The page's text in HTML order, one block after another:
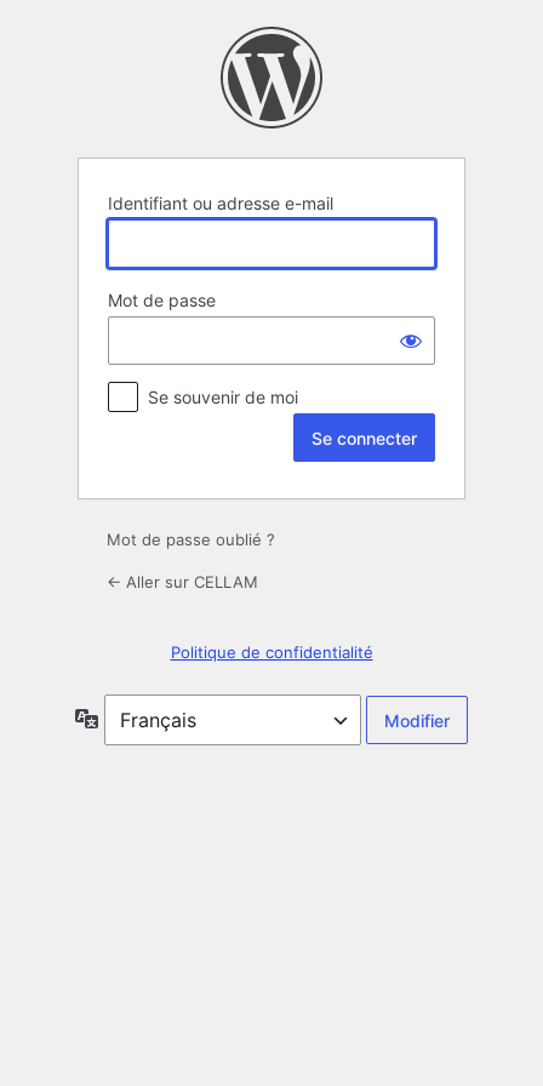
Identifiant ou adresse e-mail
Mot de passe
Se souvenir de moi
Mot de passe oublié ?
← Aller sur CELLAM
Politique de confidentialité
Langue